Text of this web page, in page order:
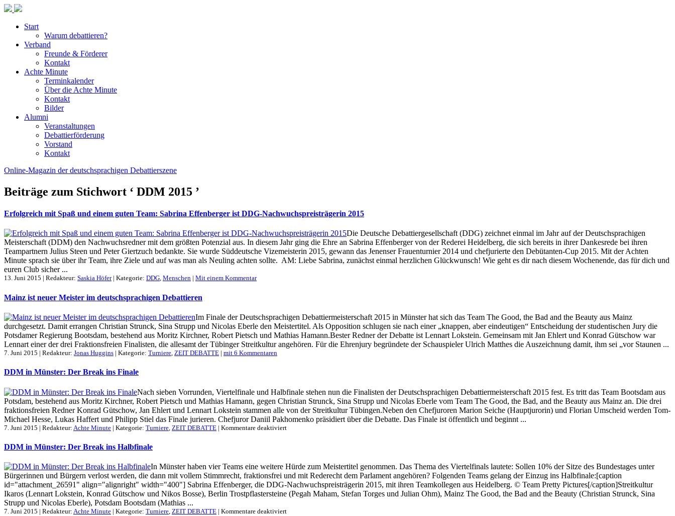
Start
Warum debattieren?
Verband
Freunde & Förderer
Kontakt
Achte Minute
Terminkalender
Über die Achte Minute
Kontakt
Bilder
Alumni
Veranstaltungen
Debattierförderung
Vorstand
Kontakt
Online-Magazin der deutschsprachigen Debattierszene
Beiträge zum Stichwort ‘ DDM 2015 ’
Erfolgreich mit Spaß und einem guten Team: Sabrina Effenberger ist DDG-Nachwuchspreisträgerin 2015
Die Deutsche Debattiergesellschaft (DDG) zeichnet einmal im Jahr auf der Deutschsprachigen
Meisterschaft (DDM) den Nachwuchsredner mit dem größten Potenzial aus. In diesem Jahr ging die Ehre an Sabrina Effenberger von der Rederei Heidelberg, die sich bereits in ihrer Dankesrede bei ihren
Teampartnern Julius Steen und Peter Giertzuch bedankte. Sie wurde Süddeutsche Vizemeisterin 2015, gewann das Jenenser Frauenturnier 2014 und chefjurierte den Debütanten-Cup 2015. Mit der Achten
Minute sprach sie über ihr Team, ihre Ziele und auf was man als Neuling achten sollte. AM: Liebe Sabrina, zunächst einmal herzlichen Glückwunsch! Wie geht es dir nach diesem Wochenende, das für dich und
euren Club sicher ...
13. Juni 2015 | Redakteur: Saskia Höfer| Kategorie: DDG, Menschen | Mit einem Kommentar
Mainz ist neuer Meister im deutschsprachigen Debattieren
Im Finale der Deutschsprachigen Debattiermeisterschaft 2015 in Münster hat sich das Team The Good, the Bad and the Beauty aus Mainz
durchgesetzt. Damit errangen Christian Strunck, Sina Strupp und Nicolas Eberle den Meistertitel. Als Opposition schlugen sie nach einer „knappen, aber eindeutigen“ Entscheidung der studentischen Jury die
Potsdamer Regierung Bootsdam, bestehend aus Moritz Kirchner, Robert Pietsch und Mathias Hamann.Bester Redner der Debatte ist Lennart Lokstein. Gemeinsam mit Jan Ehlert und Konrad Gütschow war
Lennart einer der drei Fraktionsfreien Finalisten, die allesamt der Tübinger Streitkultur angehören. Für die Ehrenjury begründete der Schauspieler Ulrich Matthes die Auszeichnung damit, ihm sei „vor Staunen ...
7. Juni 2015 | Redakteur: Jonas Huggins | Kategorie: Turniere ZEIT DEBATTE | mit 6 Kommentaren
DDM in Münster: Der Break ins Finale
Nach sieben Vorrunden, Viertelfinale und Halbfinale stehen nun die Finalisten der Deutschsprachigen Debattiermeisterschaft 2015 fest. Es tritt das Team Bootsdam aus
Potsdam, bestehend aus Moritz Kirchner, Robert Pietsch und Mathias Hamann, gegen Christian Strunck, Sina Strupp und Nicolas Eberle vom Team The Good, the Bad, and the Beauty aus Mainz an. Die drei
fraktionsfreien Redner Konrad Gütschow, Jan Ehlert und Lennart Lokstein stammen alle von der Streitkultur Tübingen.Neben den Chefjuroren Marion Seiche (Hauptjurorin) und Florian Umscheid werden Tom-
Michael Hesse, Lukas Haffert und Philipp Stiel das Finale jurieren. Chefjuror Daniil Pakhomenko präsidiert über die Debatte. Das Finale ist öffentlich und beginnt ...
7. Juni 2015 | Redakteur: Achte Minute | Kategorie: Turniere ZEIT DEBATTE | Kommentare deaktiviertfür
Break
ins
Finale
DDM in Münster: Der Break ins Halbfinale
In Münster haben vier Teams eine weitere Hürde zum Meistertitel genommen. Das Thema des Viertelfinals lautete: Sollen 10% der Sitze des Bundestages unter
Bürgerinnen und Bürgern verlost werden, die dann mit vollem Stimmrecht, fraktionsfrei und mit Rederecht dem Parlament angehören? Folgenden Teams gelang der Einzug ins Halbfinale:[caption
id="attachment_26591" align="alignright" width="400"] Sabrina Effenberger, die DDG-Nachwuchspreisträgerin 2015, mit ihren Teamkollegen aus Heidelberg. © Team Pretty Pictures[/caption]Streitkultur
Ikaros (Lennart Lokstein, Konrad Gütschow und Nikos Bosse), Berlin Trostpflastersteine (Pegah Maham, Stefan Torges und Julian Ohm), Mainz The Good, the Bad and the Beauty (Christian Strunck, Sina
Strupp und Nicolas Eberle), Potsdam Bootsdam (Mathias ...
7. Juni 2015 | Redakteur: Achte Minute | Kategorie: Turniere, ZEIT DEBATTE | Kommentare deaktiviertfür